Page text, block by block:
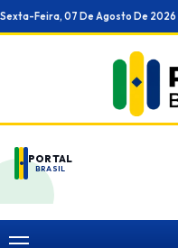
Ir
para
Sexta-Feira, 07 De Agosto De 2026
PORTAL
BRASIL